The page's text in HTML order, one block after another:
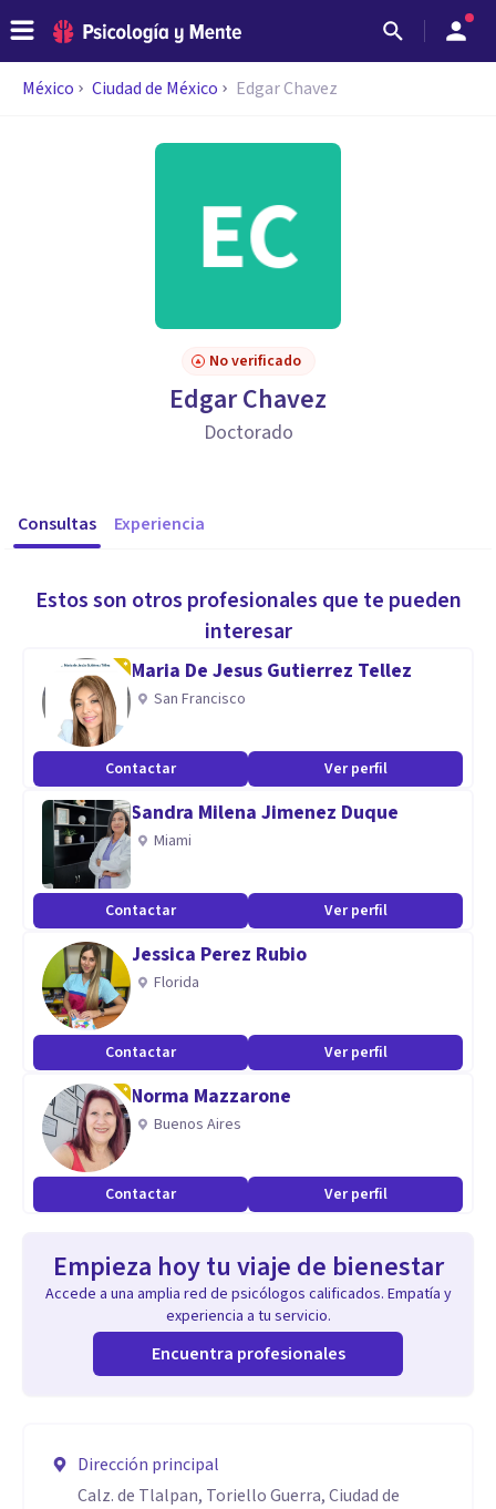
México Ciudad de México Edgar Chavez
No verificado
Edgar Chavez
Doctorado
Consultas Experiencia
Estos son otros profesionales que te pueden
interesar
Maria De Jesus Gutierrez Tellez
San Francisco
Contactar Ver perfil
Sandra Milena Jimenez Duque
Miami
Contactar Ver perfil
Jessica Perez Rubio
Florida
Contactar Ver perfil
Norma Mazzarone
Buenos Aires
Contactar Ver perfil
Empieza hoy tu viaje de bienestar
Accede a una amplia red de psicólogos calificados. Empatía y
experiencia a tu servicio.
Encuentra profesionales
Dirección principal
Calz. de Tlalpan, Toriello Guerra, Ciudad de